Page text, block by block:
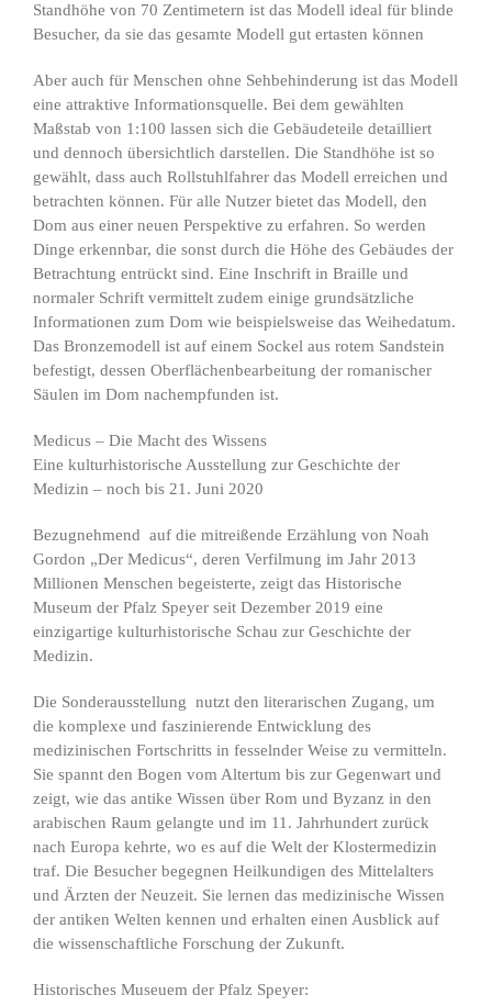
Standhöhe von 70 Zentimetern ist das Modell ideal für blinde
Besucher, da sie das gesamte Modell gut ertasten können
Aber auch für Menschen ohne Sehbehinderung ist das Modell
eine attraktive Informationsquelle. Bei dem gewählten
Maßstab von 1:100 lassen sich die Gebäudeteile detailliert
und dennoch übersichtlich darstellen. Die Standhöhe ist so
gewählt, dass auch Rollstuhlfahrer das Modell erreichen und
betrachten können. Für alle Nutzer bietet das Modell, den
Dom aus einer neuen Perspektive zu erfahren. So werden
Dinge erkennbar, die sonst durch die Höhe des Gebäudes der
Betrachtung entrückt sind. Eine Inschrift in Braille und
normaler Schrift vermittelt zudem einige grundsätzliche
Informationen zum Dom wie beispielsweise das Weihedatum.
Das Bronzemodell ist auf einem Sockel aus rotem Sandstein
befestigt, dessen Oberflächenbearbeitung der romanischer
Säulen im Dom nachempfunden ist.
Medicus – Die Macht des Wissens
Eine kulturhistorische Ausstellung zur Geschichte der
Medizin – noch bis 21. Juni 2020
Bezugnehmend auf die mitreißende Erzählung von Noah
Gordon „Der Medicus“, deren Verfilmung im Jahr 2013
Millionen Menschen begeisterte, zeigt das Historische
Museum der Pfalz Speyer seit Dezember 2019 eine
einzigartige kulturhistorische Schau zur Geschichte der
Medizin.
Die Sonderausstellung nutzt den literarischen Zugang, um
die komplexe und faszinierende Entwicklung des
medizinischen Fortschritts in fesselnder Weise zu vermitteln.
Sie spannt den Bogen vom Altertum bis zur Gegenwart und
zeigt, wie das antike Wissen über Rom und Byzanz in den
arabischen Raum gelangte und im 11. Jahrhundert zurück
nach Europa kehrte, wo es auf die Welt der Klostermedizin
traf. Die Besucher begegnen Heilkundigen des Mittelalters
und Ärzten der Neuzeit. Sie lernen das medizinische Wissen
der antiken Welten kennen und erhalten einen Ausblick auf
die wissenschaftliche Forschung der Zukunft.
Historisches Museuem der Pfalz Speyer: